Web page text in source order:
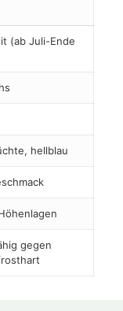
(ab Juli-Ende
hellblau
gegen